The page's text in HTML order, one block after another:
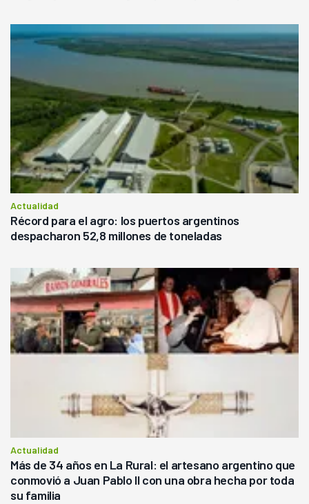
Actualidad
Récord para el agro: los puertos argentinos
despacharon 52,8 millones de toneladas
Actualidad
Más de 34 años en La Rural: el artesano argentino que
conmovió a Juan Pablo II con una obra hecha por toda
su familia